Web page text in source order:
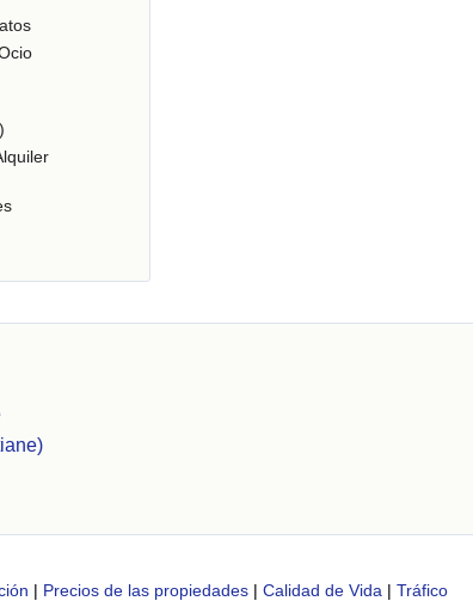
| Precios de las propiedades | Calidad de Vida | Tráfico